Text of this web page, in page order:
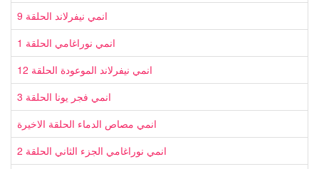
انمي نيفرلاند الحلقة 9
انمي نوراغامي الحلقة 1
انمي نيفرلاند الموعودة الحلقة 12
انمي فجر يونا الحلقة 3
انمي مصاص الدماء الحلقة الاخيرة
انمي نوراغامي الجزء الثاني الحلقة 2